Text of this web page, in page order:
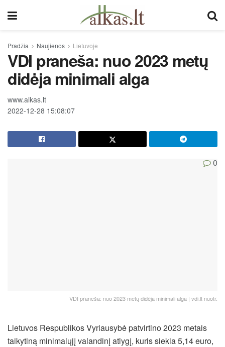
Pradžia Naujienos Lietuvoje
VDI praneša: nuo 2023 metų
didėja minimali alga
www.alkas.lt
2022-12-28 15:08:07
0
VDI praneša: nuo 2023 metų didėja minimali alga | vdi.lt nuotr.
Lietuvos Respublikos Vyriausybė patvirtino 2023 metais
taikytiną minimalųjį valandinį atlygį, kuris siekia 5,14 euro,